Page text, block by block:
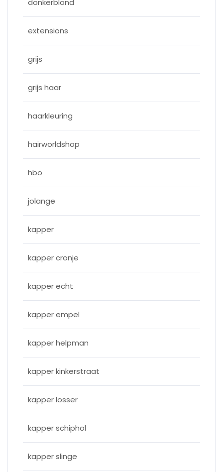
donkerblond
extensions
grijs
grijs haar
haarkleuring
hairworldshop
hbo
jolange
kapper
kapper cronje
kapper echt
kapper empel
kapper helpman
kapper kinkerstraat
kapper losser
kapper schiphol
kapper slinge